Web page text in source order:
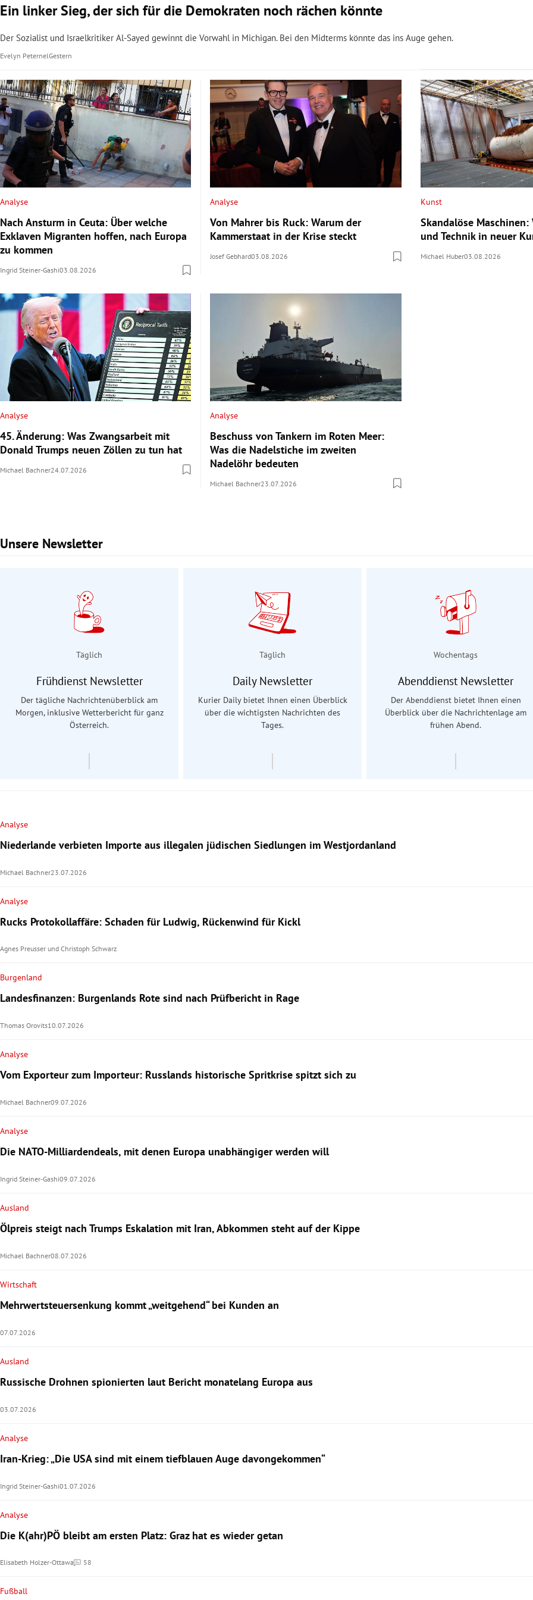
Ein linker Sieg, der sich für die Demokraten noch rächen könnte
Der Sozialist und Israelkritiker Al-Sayed gewinnt die Vorwahl in Michigan. Bei den Midterms könnte das ins Auge gehen.
Evelyn PeternelGestern
Analyse
Nach Ansturm in Ceuta: Über welche
Exklaven Migranten hoffen, nach Europa
zu kommen
Ingrid Steiner-Gashi03.08.2026
Analyse
Von Mahrer bis Ruck: Warum der
Kammerstaat in der Krise steckt
Josef Gebhard03.08.2026
Kunst
Skandalöse
und Technik in neuer
Michael Huber03.08.2026
Analyse
45. Änderung: Was Zwangsarbeit mit
Donald Trumps neuen Zöllen zu tun hat
Michael Bachner24.07.2026
Analyse
Beschuss von Tankern im Roten Meer:
Was die Nadelstiche im zweiten
Nadelöhr bedeuten
Michael Bachner23.07.2026
Unsere Newsletter
Slide 1 von 3
Täglich
Frühdienst Newsletter
Der tägliche Nachrichtenüberblick am
Morgen, inklusive Wetterbericht für ganz
Österreich.
Täglich
Daily Newsletter
Kurier Daily bietet Ihnen einen Überblick
über die wichtigsten Nachrichten des
Tages.
Wochentags
Abenddienst Newsletter
Der Abenddienst bietet Ihnen einen
Überblick über die Nachrichtenlage am
frühen Abend.
Analyse
Niederlande verbieten Importe aus illegalen jüdischen Siedlungen im Westjordanland
Michael Bachner23.07.2026
Analyse
Rucks Protokollaffäre: Schaden für Ludwig, Rückenwind für Kickl
Agnes Preusser und Christoph Schwarz
Burgenland
Landesfinanzen: Burgenlands Rote sind nach Prüfbericht in Rage
Thomas Orovits10.07.2026
Analyse
Vom Exporteur zum Importeur: Russlands historische Spritkrise spitzt sich zu
Michael Bachner09.07.2026
Analyse
Die NATO-Milliardendeals, mit denen Europa unabhängiger werden will
Ingrid Steiner-Gashi09.07.2026
Ausland
Ölpreis steigt nach Trumps Eskalation mit Iran, Abkommen steht auf der Kippe
Michael Bachner08.07.2026
Wirtschaft
Mehrwertsteuersenkung kommt „weitgehend“ bei Kunden an
07.07.2026
Ausland
Russische Drohnen spionierten laut Bericht monatelang Europa aus
03.07.2026
Analyse
Iran-Krieg: „Die USA sind mit einem tiefblauen Auge davongekommen“
Ingrid Steiner-Gashi01.07.2026
Analyse
Die K(ahr)PÖ bleibt am ersten Platz: Graz hat es wieder getan
Elisabeth Holzer-Ottawa 58
Kommentare
Fußball